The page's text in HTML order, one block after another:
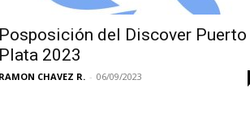
Posposición del Discover Puerto
Plata 2023
RAMON CHAVEZ R. - 06/09/2023